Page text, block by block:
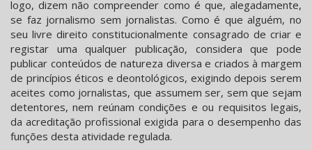
logo, dizem não compreender como é que, alegadamente,
se faz jornalismo sem jornalistas. Como é que alguém, no
seu livre direito constitucionalmente consagrado de criar e
registar uma qualquer publicação, considera que pode
publicar conteúdos de natureza diversa e criados à margem
de princípios éticos e deontológicos, exigindo depois serem
aceites como jornalistas, que assumem ser, sem que sejam
detentores, nem reúnam condições e ou requisitos legais,
da acreditação profissional exigida para o desempenho das
funções desta atividade regulada.